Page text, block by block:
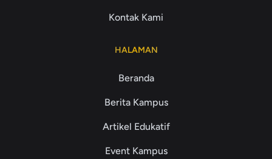
Kontak Kami
HALAMAN
Beranda
Berita Kampus
Artikel Edukatif
Event Kampus